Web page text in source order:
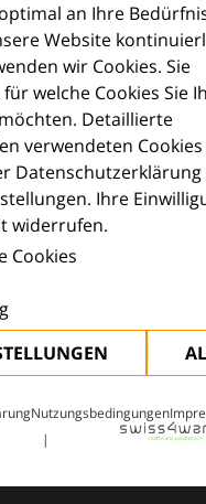
an Ihre
Website
wir Cookies. Sie
welche Cookies Sie
Detaillierte
verwendeten Cookies
Datenschutzerklärung
Ihre
widerrufen.
Cookies
Nutzungsbedingungen
Dermatology
für die
und praktischen